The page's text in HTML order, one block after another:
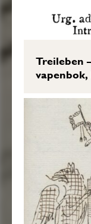
Treileben
vapenbok,